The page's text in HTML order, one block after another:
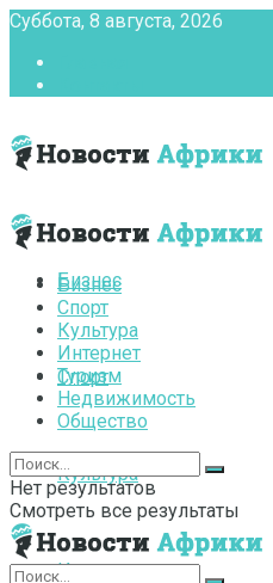
Суббота, 8 августа, 2026
Бизнес
Спорт
Культура
Интернет
Бизнес
Спорт
Культура
Интернет
Туризм
Недвижимость
Общество
Нет результатов
Смотреть все результаты